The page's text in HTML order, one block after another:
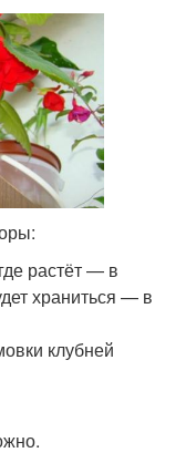
растёт — в
храниться — в
клубней